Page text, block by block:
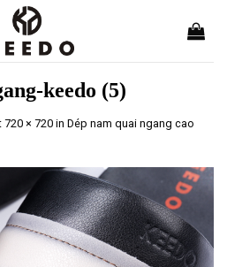
keedo (5)
720 × 720 in Dép nam quai ngang cao